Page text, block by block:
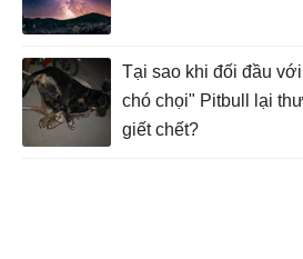
Tại sao khi đối đầu
chó chọi" Pitbull lại
giết chết?